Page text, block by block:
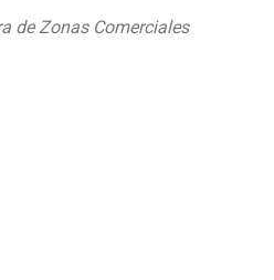
de Zonas Comerciales